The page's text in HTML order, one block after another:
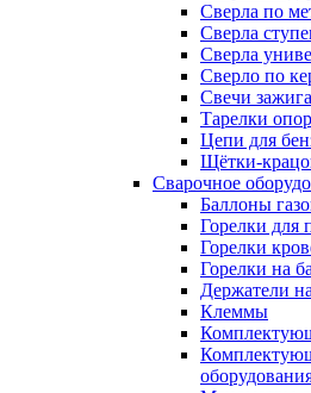
Сверла по
Сверла
Сверла
Сверло по
Свечи
Тарелки
Цепи для
Щётки-
Сварочное
Баллоны
Горелки для
Горелки
Горелки на
Держатели
Клеммы